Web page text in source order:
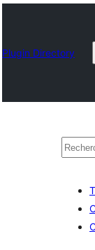
Plugin Directory